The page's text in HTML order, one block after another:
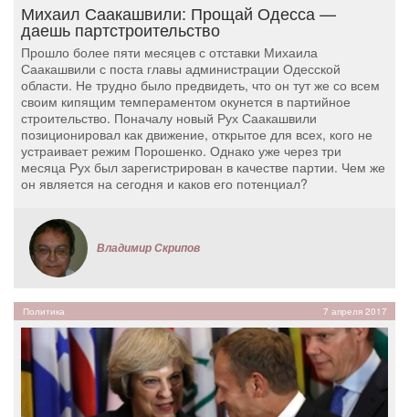
Михаил Саакашвили: Прощай Одесса —
даешь партстроительство
Прошло более пяти месяцев с отставки Михаила
Саакашвили с поста главы администрации Одесской
области. Не трудно было предвидеть, что он тут же со всем
своим кипящим темпераментом окунется в партийное
строительство. Поначалу новый Рух Саакашвили
позиционировал как движение, открытое для всех, кого не
устраивает режим Порошенко. Однако уже через три
месяца Рух был зарегистрирован в качестве партии. Чем же
он является на сегодня и каков его потенциал?
Владимир Скрипов
Политика 7 апреля 2017